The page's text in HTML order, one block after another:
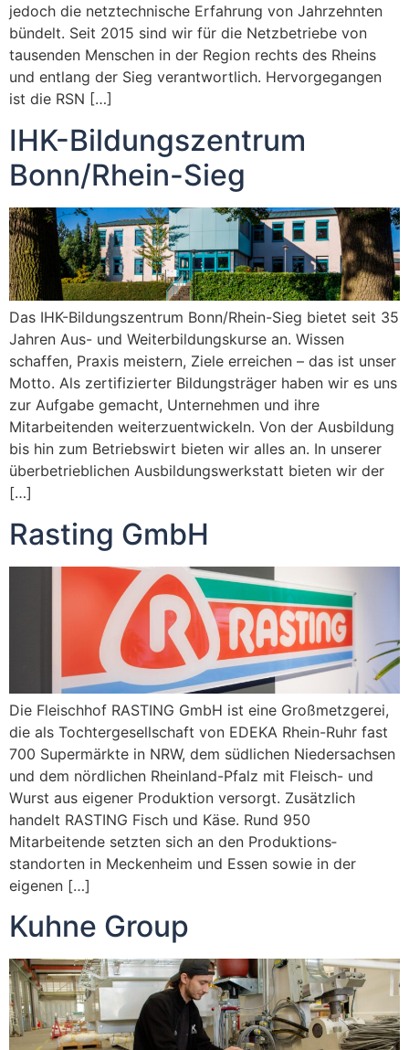
jedoch die netztechnische Erfahrung von Jahrzehnten
bündelt. Seit 2015 sind wir für die Netzbetriebe von
tausenden Menschen in der Region rechts des Rheins
und entlang der Sieg verantwortlich. Hervorgegangen
ist die RSN […]
IHK-Bildungszentrum
Bonn/Rhein-Sieg
Das IHK-Bildungszentrum Bonn/Rhein-Sieg bietet seit 35
Jahren Aus- und Weiterbildungskurse an. Wissen
schaffen, Praxis meistern, Ziele erreichen – das ist unser
Motto. Als zertifizierter Bildungsträger haben wir es uns
zur Aufgabe gemacht, Unternehmen und ihre
Mitarbeitenden weiterzuentwickeln. Von der Ausbildung
bis hin zum Betriebswirt bieten wir alles an. In unserer
überbetrieblichen Ausbildungswerkstatt bieten wir der
[…]
Rasting GmbH
Die Fleischhof RASTING GmbH ist eine Großmetzgerei,
die als Tochter­gesellschaft von EDEKA Rhein-Ruhr fast
700 Supermärkte in NRW, dem südlichen Niedersachsen
und dem nördlichen Rheinland-Pfalz mit Fleisch- und
Wurst aus eigener Produktion versorgt. Zusätzlich
handelt RASTING Fisch und Käse. Rund 950
Mitarbeitende setzten sich an den Produktions­
standorten in Meckenheim und Essen sowie in der
eigenen […]
Kuhne Group